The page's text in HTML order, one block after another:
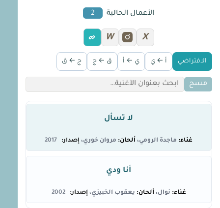
الأعمال الحالية 2
X
W
الافتراضي أ ← ي ي ← أ ق ← ج ج ← ق
مسح
لا تسأل
ماجدة الرومي مروان خوري 2017
أنا ودي
نوال يعقوب الخبيزي 2002